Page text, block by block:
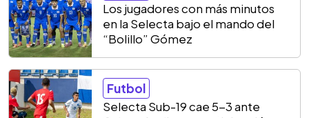
Los jugadores con más minutos
en la Selecta bajo el mando del
“Bolillo” Gómez
Futbol
Selecta Sub-19 cae 5-3 ante